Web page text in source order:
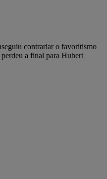
contrariar o favoritismo
a final para Hubert